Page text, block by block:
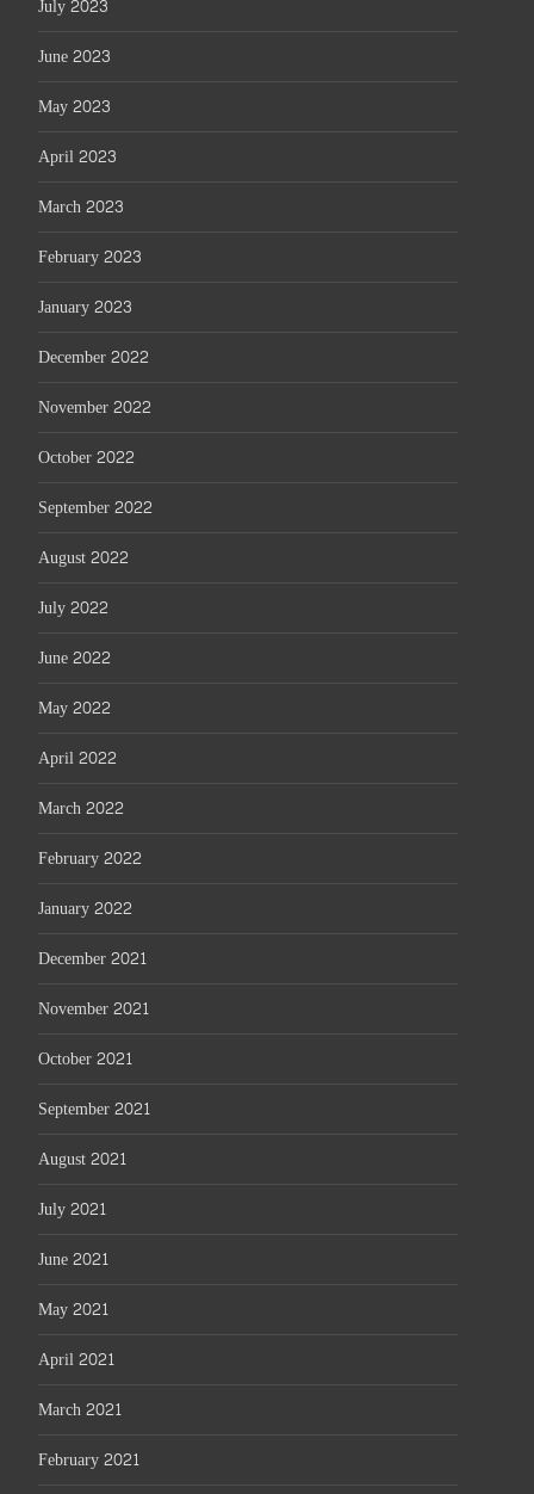
July 2023
June 2023
May 2023
April 2023
March 2023
February 2023
January 2023
December 2022
November 2022
October 2022
September 2022
August 2022
July 2022
June 2022
May 2022
April 2022
March 2022
February 2022
January 2022
December 2021
November 2021
October 2021
September 2021
August 2021
July 2021
June 2021
May 2021
April 2021
March 2021
February 2021